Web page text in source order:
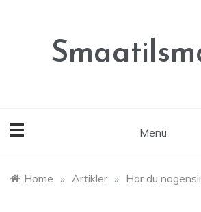
Menu
Home » Artikler » Har du